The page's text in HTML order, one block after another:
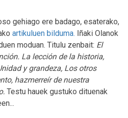
gehiago ere badago, esaterako,
artikuluen bilduma. Iñaki Olanok
moduan. Titulu zenbait: El
La lección de la historia,
y grandeza, Los otros
hazmerreír de nuestra
Testu hauek gustuko dituenak